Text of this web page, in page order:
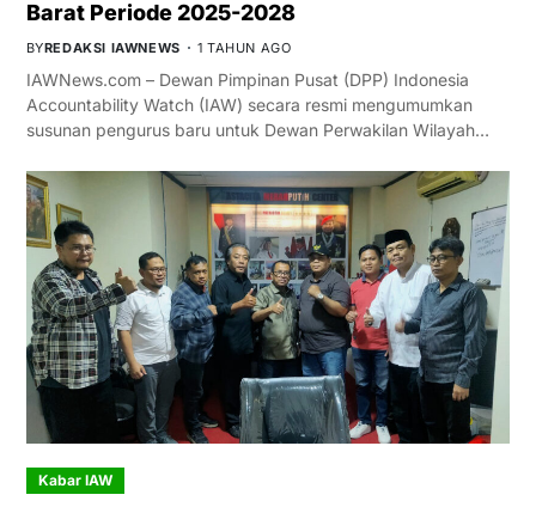
Barat Periode 2025-2028
BYREDAKSI IAWNEWS 1 TAHUN AGO
IAWNews.com – Dewan Pimpinan Pusat (DPP) Indonesia
Accountability Watch (IAW) secara resmi mengumumkan
susunan pengurus baru untuk Dewan Perwakilan Wilayah…
Kabar IAW